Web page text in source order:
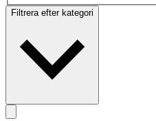
Filtrera efter kategori